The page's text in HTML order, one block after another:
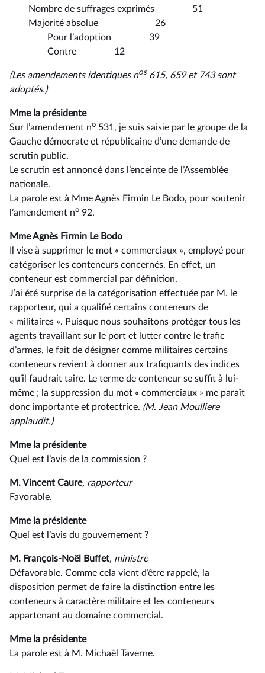
Nombre de suffrages exprimés 51
Majorité absolue 26
Pour l’adoption 39
Contre 12
(Les amendements identiques nos 615, 659 et 743 sont
adoptés.)
Mme la présidente
Sur l’amendement no 531, je suis saisie par le groupe de la
Gauche démocrate et républicaine d’une demande de
scrutin public.
Le scrutin est annoncé dans l’enceinte de l’Assemblée
nationale.
La parole est à Mme Agnès Firmin Le Bodo, pour soutenir
l’amendement no 92.
Mme Agnès Firmin Le Bodo
Il vise à supprimer le mot « commerciaux », employé pour
catégoriser les conteneurs concernés. En effet, un
conteneur est commercial par définition.
J’ai été surprise de la catégorisation effectuée par M. le
rapporteur, qui a qualifié certains conteneurs de
« militaires ». Puisque nous souhaitons protéger tous les
agents travaillant sur le port et lutter contre le trafic
d’armes, le fait de désigner comme militaires certains
conteneurs revient à donner aux trafiquants des indices
qu’il faudrait taire. Le terme de conteneur se suffit à lui-
même ; la suppression du mot « commerciaux » me paraît
donc importante et protectrice. (M. Jean Moulliere
applaudit.)
Mme la présidente
Quel est l’avis de la commission ?
M. Vincent Caure, rapporteur
Favorable.
Mme la présidente
Quel est l’avis du gouvernement ?
M. François-Noël Buffet, ministre
Défavorable. Comme cela vient d’être rappelé, la
disposition permet de faire la distinction entre les
conteneurs à caractère militaire et les conteneurs
appartenant au domaine commercial.
Mme la présidente
La parole est à M. Michaël Taverne.